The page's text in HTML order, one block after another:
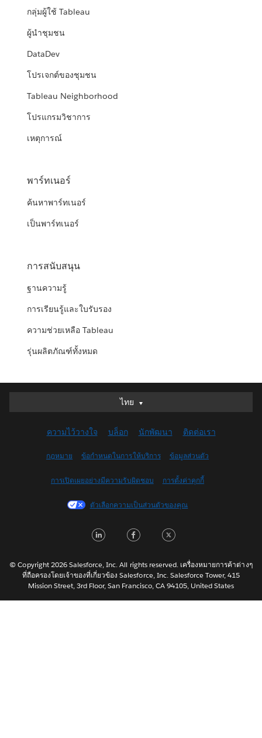
กลุ่มผู้ใช้ Tableau
ผู้นำชุมชน
DataDev
โปรเจกต์ของชุมชน
Tableau Neighborhood
โปรแกรมวิชาการ
เหตุการณ์
พาร์ทเนอร์
ค้นหาพาร์ทเนอร์
เป็นพาร์ทเนอร์
การสนับสนุน
ฐานความรู้
การเรียนรู้และใบรับรอง
ความช่วยเหลือ Tableau
รุ่นผลิตภัณฑ์ทั้งหมด
ไทย
ไทย
English (UK)
English (US)
Français (Canada)
Français (France)
日本語
Nederlands
Português
ความไว้วางใจ บล็อก นักพัฒนา ติดต่อเรา
กฎหมาย ข้อกำหนดในการให้บริการ ข้อมูลส่วนตัว
การเปิดเผยอย่างมีความรับผิดชอบ การตั้งค่าคุกกี้
ตัวเลือกความเป็นส่วนตัวของคุณ
LinkedInFacebook
© Copyright 2026 Salesforce, Inc. All rights reserved. เครื่องหมายการค้าต่างๆ
ที่ถือครองโดยเจ้าของที่เกี่ยวข้อง Salesforce, Inc. Salesforce Tower, 415
Mission Street, 3rd Floor, San Francisco, CA 94105, United States